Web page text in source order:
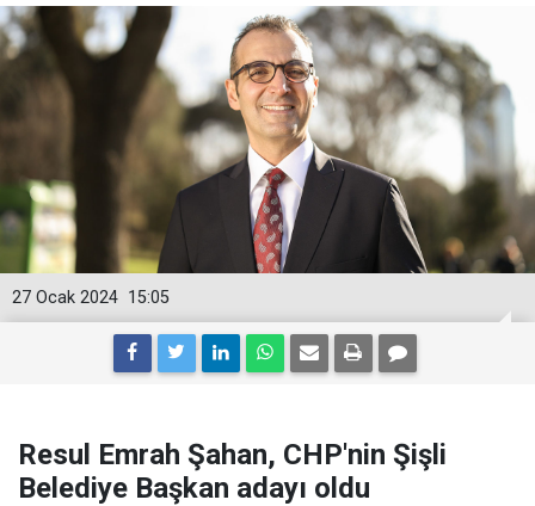
15:05
27 Ocak 2024
Resul Emrah Şahan, CHP'nin Şişli
Belediye Başkan adayı oldu